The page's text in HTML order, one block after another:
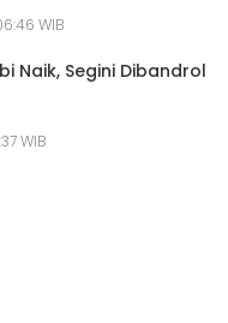
WIB
Naik, Segini Dibandrol
WIB